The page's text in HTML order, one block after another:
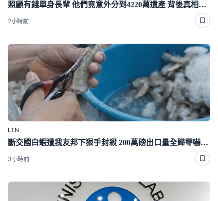
照顧有錢單身長輩 他們竟意外分到4220萬遺產 背後真相曝光了
2小時前
LTN
斷交國白蝦遭我友邦下狠手封殺 200萬磅出口量全歸零嚇崩了
3小時前